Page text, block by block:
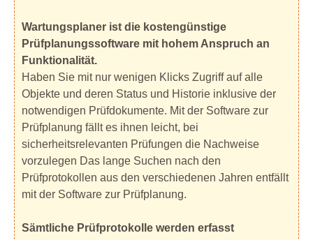
Wartungsplaner ist die kostengünstige
Prüfplanungssoftware mit hohem Anspruch an
Funktionalität.
Haben Sie mit nur wenigen Klicks Zugriff auf alle
Objekte und deren Status und Historie inklusive der
notwendigen Prüfdokumente. Mit der Software zur
Prüfplanung fällt es ihnen leicht, bei
sicherheitsrelevanten Prüfungen die Nachweise
vorzulegen Das lange Suchen nach den
Prüfprotokollen aus den verschiedenen Jahren entfällt
mit der Software zur Prüfplanung.
Sämtliche Prüfprotokolle werden erfasst